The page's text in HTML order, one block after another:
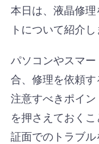
本日は、液晶修
トについて紹介し
パソコンやスマ
合、修理を依頼
注意すべきポイ
を押さえておく
証面でのトラブ